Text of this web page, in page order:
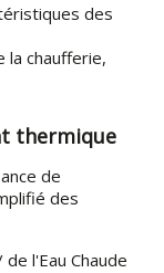
des
la chaufferie,
thermique
de
des
l'Eau Chaude